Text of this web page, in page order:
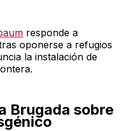
responde a
oponerse a refugios
la instalación de
Brugada sobre